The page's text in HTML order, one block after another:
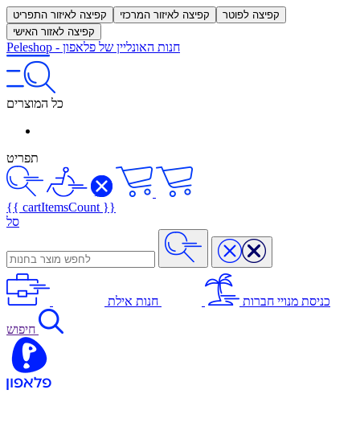
קפיצה לאיזור התפריט קפיצה לאיזור המרכזי
קפיצה לפוטר
קפיצה לאזור האישי
Peleshop - חנות האונליין של פלאפון
כל המוצרים
תפריט
{{ cartItemsCount }}
סל
כניסת מנויי חברות חנות אילת
חיפוש